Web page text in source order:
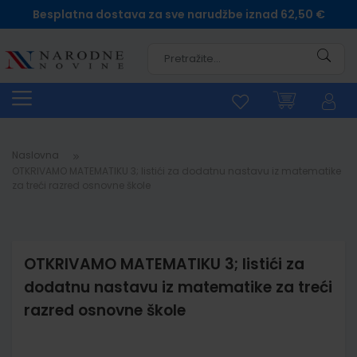
Besplatna dostava za sve narudžbe iznad 62,50 €
Naslovna
OTKRIVAMO MATEMATIKU 3; listići za
dodatnu nastavu iz matematike za treći
razred osnovne škole